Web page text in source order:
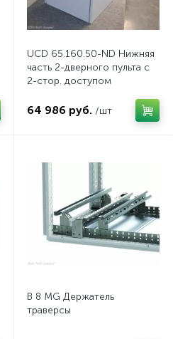
UCD 65.160.50-ND Нижняя
часть 2-дверного пульта с
2-стор. доступом
64 986 руб. /шт
B 8 MG Держатель
траверсы